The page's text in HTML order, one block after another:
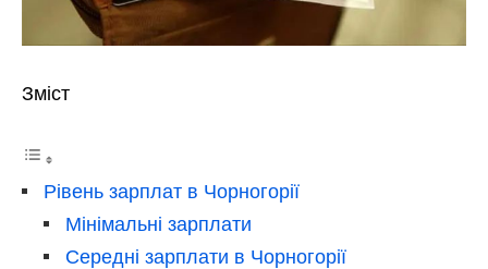
Зміст
Рівень зарплат в Чорногорії
Мінімальні зарплати
Середні зарплати в Чорногорії